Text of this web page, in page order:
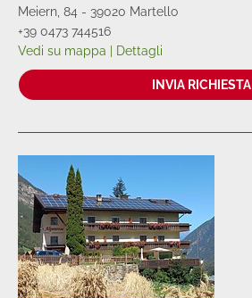
Meiern, 84 - 39020 Martello
+39 0473 744516
Vedi su mappa
Dettagli
INVIA RICHIESTA